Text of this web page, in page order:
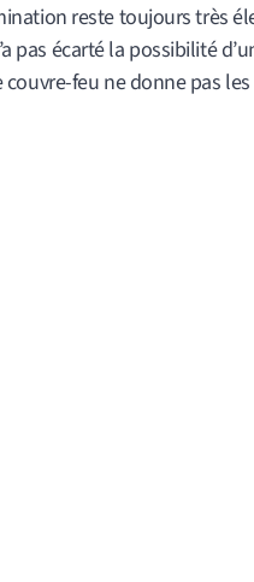
reste toujours très
pas écarté la possibilité
feu ne donne pas